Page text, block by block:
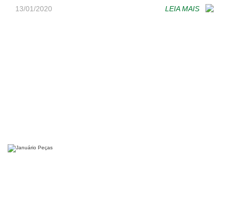
13/01/2020 LEIA MAIS